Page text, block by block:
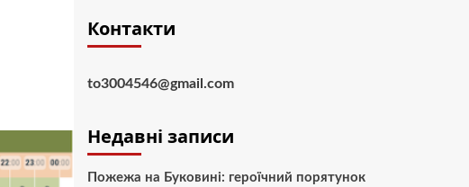
Контакти
to3004546@gmail.com
Недавні записи
Пожежа на Буковині: героїчний порятунок